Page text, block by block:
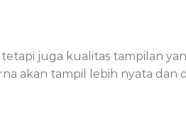
tetapi juga kualitas tampilan
akan tampil lebih nyata dan